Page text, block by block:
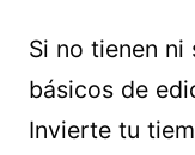
Si no tienen
básicos de
Invierte tu